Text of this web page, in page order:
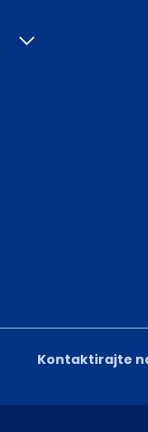
Kontaktirajte